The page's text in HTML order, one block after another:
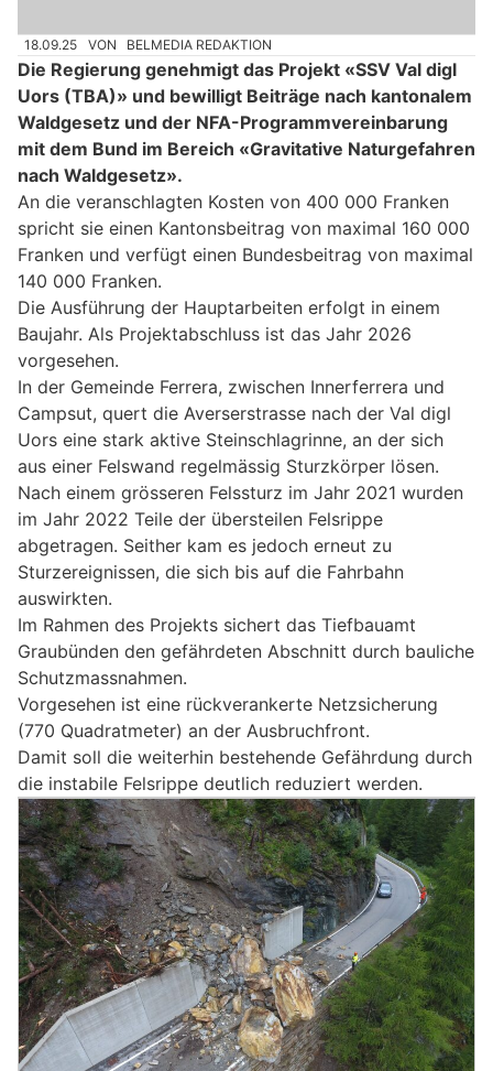
18.09.25 VON BELMEDIA REDAKTION
Die Regierung genehmigt das Projekt «SSV Val digl
Uors (TBA)» und bewilligt Beiträge nach kantonalem
Waldgesetz und der NFA-Programmvereinbarung
mit dem Bund im Bereich «Gravitative Naturgefahren
nach Waldgesetz».
An die veranschlagten Kosten von 400 000 Franken
spricht sie einen Kantonsbeitrag von maximal 160 000
Franken und verfügt einen Bundesbeitrag von maximal
140 000 Franken.
Die Ausführung der Hauptarbeiten erfolgt in einem
Baujahr. Als Projektabschluss ist das Jahr 2026
vorgesehen.
In der Gemeinde Ferrera, zwischen Innerferrera und
Campsut, quert die Averserstrasse nach der Val digl
Uors eine stark aktive Steinschlagrinne, an der sich
aus einer Felswand regelmässig Sturzkörper lösen.
Nach einem grösseren Felssturz im Jahr 2021 wurden
im Jahr 2022 Teile der übersteilen Felsrippe
abgetragen. Seither kam es jedoch erneut zu
Sturzereignissen, die sich bis auf die Fahrbahn
auswirkten.
Im Rahmen des Projekts sichert das Tiefbauamt
Graubünden den gefährdeten Abschnitt durch bauliche
Schutzmassnahmen.
Vorgesehen ist eine rückverankerte Netzsicherung
(770 Quadratmeter) an der Ausbruchfront.
Damit soll die weiterhin bestehende Gefährdung durch
die instabile Felsrippe deutlich reduziert werden.